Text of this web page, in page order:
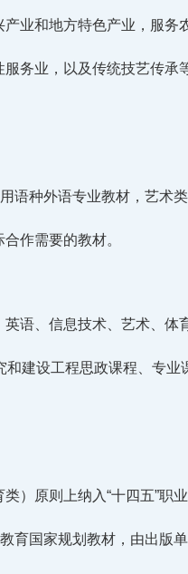
业和地方特色产业，服务
务业，以及传统技艺传承
语种外语专业教材，艺术类
作需要的教材。
英语、信息技术、艺术、体
建设工程思政课程、专业
）原则上纳入“十四五”职
育国家规划教材，由出版